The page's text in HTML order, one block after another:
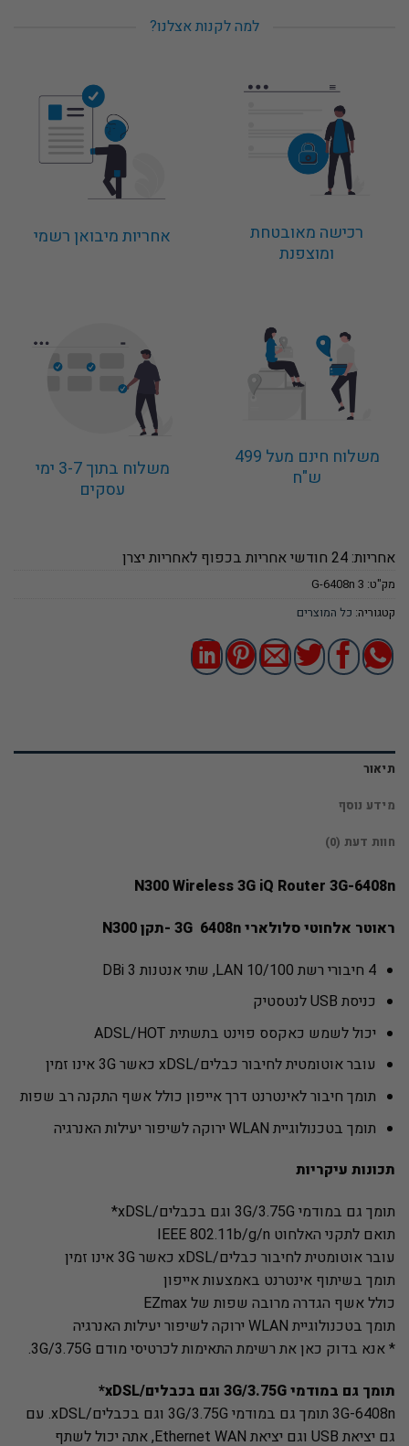
למה לקנות אצלנו?
רכישה מאובטחת
ומוצפנת
אחריות מיבואן רשמי
משלוח חינם מעל 499
ש"ח
משלוח בתוך 3-7 ימי
עסקים
אחריות: 24 חודשי אחריות בכפוף לאחריות יצרן
מק"ט: 3 G-6408n
קטגוריה: כל המוצרים
תיאור
מידע נוסף
חוות דעת (0)
N300 Wireless 3G iQ Router 3G-6408n
ראוטר אלחוטי סלולארי 3G 6408n -תקן N300
4 חיבורי רשת LAN 10/100, שתי אנטנות 3 DBi
כניסת USB לנטסטיק
יכול לשמש כאקסס פוינט בתשתית ADSL/HOT
עובר אוטומטית לחיבור כבלים/xDSL כאשר 3G אינו זמין
תומך חיבור לאינטרנט דרך אייפון כולל אשף התקנה רב שפות
תומך בטכנולוגיית WLAN ירוקה לשיפור יעילות האנרגיה
תכונות עיקריות
תומך גם במודמי 3G/3.75G וגם בכבלים/xDSL*
תואם לתקני האלחוט IEEE 802.11b/g/n
עובר אוטומטית לחיבור כבלים/xDSL כאשר 3G אינו זמין
תומך בשיתוף אינטרנט באמצעות אייפון
כולל אשף הגדרה מרובה שפות של EZmax
תומך בטכנולוגיית WLAN ירוקה לשיפור יעילות האנרגיה
* אנא בדוק כאן את רשימת התאימות לכרטיסי מודם 3G/3.75G.
תומך גם במודמי 3G/3.75G וגם בכבלים/xDSL*
3G-6408n תומך גם במודמי 3G/3.75G וגם בכבלים/xDSL. עם
גם יציאת USB וגם יציאת Ethernet WAN, אתה יכול לשתף